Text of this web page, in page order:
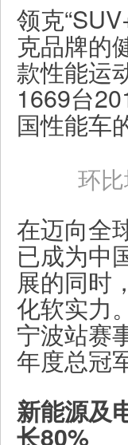
领克
克品牌的
款性能运
1669台
国性能车
环
在迈向全
已成为中
展的同时
化软实力
宁波站赛
年度总冠
新能源及
长80%